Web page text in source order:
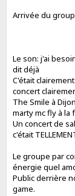
Arrivée du
Le son: j'ai
dit déjà
C'était
concert
The Smile à
marty mc fly à
Un concert de
c'était
Le groupe par
énergie quel
Public derrière
game.